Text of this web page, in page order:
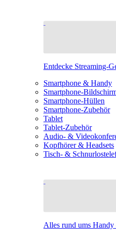
Entdecke Streaming-
Smartphone & Handy
Smartphone-
Smartphone-Hüllen
Smartphone-Zubehör
Tablet
Tablet-Zubehör
Audio- &
Kopfhörer & Headsets
Tisch- &
Alles rund ums Handy